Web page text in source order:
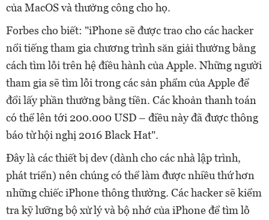
của MacOS và thưởng công cho họ.
Forbes cho biết: "iPhone sẽ được trao cho các hacker
nổi tiếng tham gia chương trình săn giải thưởng bằng
cách tìm lỗi trên hệ điều hành của Apple. Những người
tham gia sẽ tìm lỗi trong các sản phẩm của Apple để
đổi lấy phần thưởng bằng tiền. Các khoản thanh toán
có thể lên tới 200.000 USD – điều này đã được thông
báo từ hội nghị 2016 Black Hat".
Đây là các thiết bị dev (dành cho các nhà lập trình,
phát triển) nên chúng có thể làm được nhiều thứ hơn
những chiếc iPhone thông thường. Các hacker sẽ kiểm
tra kỹ lưỡng bộ xử lý và bộ nhớ của iPhone để tìm lỗ